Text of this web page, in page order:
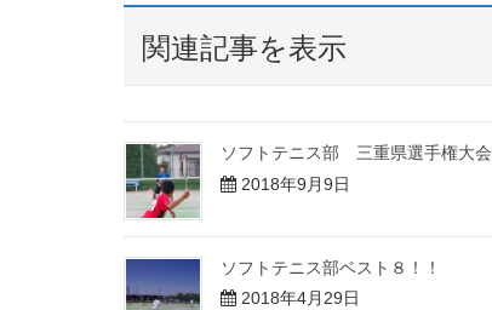
関連記事を表示
ソフトテニス部 三重県選手権大会
2018年9月9日
ソフトテニス部ベスト８！！
2018年4月29日